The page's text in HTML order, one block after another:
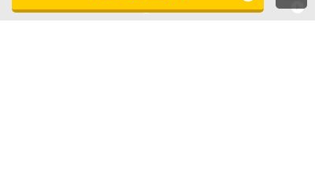
スマートウォッチ買取査定